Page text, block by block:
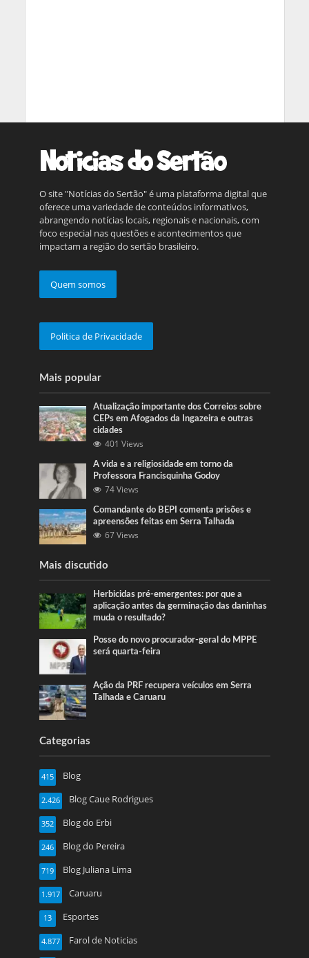
O site "Notícias do Sertão" é uma plataforma digital que
oferece uma variedade de conteúdos informativos,
abrangendo notícias locais, regionais e nacionais, com
foco especial nas questões e acontecimentos que
impactam a região do sertão brasileiro.
Quem somos
Politica de Privacidade
Mais popular
Atualização importante dos Correios sobre
CEPs em Afogados da Ingazeira e outras
cidades
401 Views
A vida e a religiosidade em torno da
Professora Francisquinha Godoy
74 Views
Comandante do BEPI comenta prisões e
apreensões feitas em Serra Talhada
67 Views
Mais discutido
Herbicidas pré-emergentes: por que a
aplicação antes da germinação das daninhas
muda o resultado?
Posse do novo procurador-geral do MPPE
será quarta-feira
Ação da PRF recupera veículos em Serra
Talhada e Caruaru
Categorias
Blog
415
Blog Caue Rodrigues
2.426
Blog do Erbi
352
Blog do Pereira
246
Blog Juliana Lima
719
Caruaru
1.917
Esportes
13
Farol de Noticias
4.877